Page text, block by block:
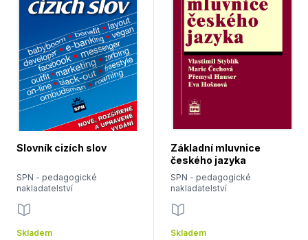
Slovník cizích slov
SPN - pedagogické
nakladatelství
Skladem
Základní mluvnice
českého jazyka
SPN - pedagogické
nakladatelství
Skladem